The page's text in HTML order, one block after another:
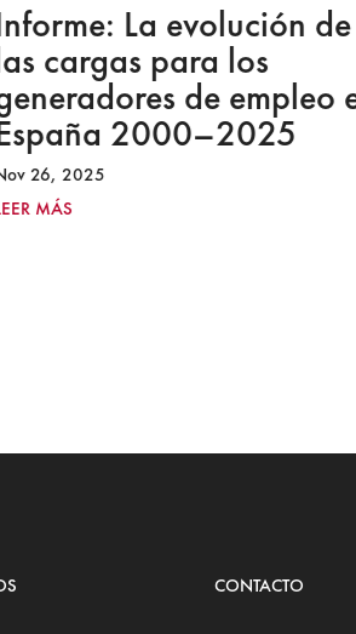
La evolución de
cargas para los
de empleo
2000–2025
26, 2025
MÁS
CONTACTO